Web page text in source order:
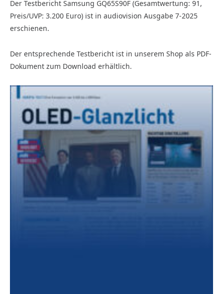
Der Testbericht Samsung GQ65S90F (Gesamtwertung: 91,
Preis/UVP: 3.200 Euro) ist in audiovision Ausgabe 7-2025
erschienen.
Der entsprechende Testbericht ist in unserem Shop als PDF-
Dokument zum Download erhältlich.